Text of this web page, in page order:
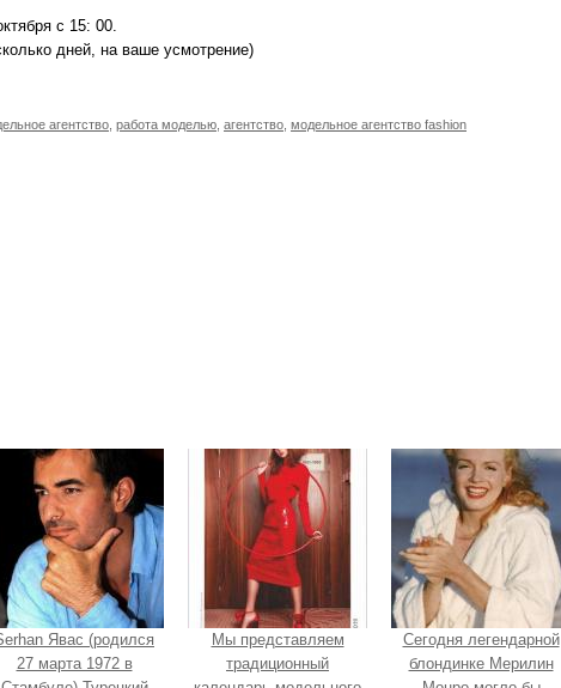
с 15: 00.
дней, на ваше усмотрение)
агентство работа моделью агентство модельное агентство fashion
Явас (родился
27 марта 1972 в
Мы представляем
традиционный
Сегодня легендарной
блондинке Мерилин